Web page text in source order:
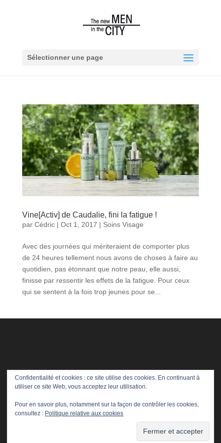
Sélectionner une page
Vine[Activ] de Caudalie, fini la fatigue !
par Cédric| Oct 1, 2017 | Soins Visage
Avec des journées qui mériteraient de comporter plus
de 24 heures tellement nous avons de choses à faire au
quotidien, pas étonnant que notre peau, elle aussi,
finisse par ressentir les effets de la fatigue. Pour ceux
qui se sentent à la fois trop jeunes pour se...
Confidentialité et cookies : ce site utilise des cookies. En continuant à
utiliser ce site Web, vous acceptez leur utilisation.
Pour en savoir plus, notamment sur la façon de contrôler les cookies,
consultez : Politique relative aux cookies